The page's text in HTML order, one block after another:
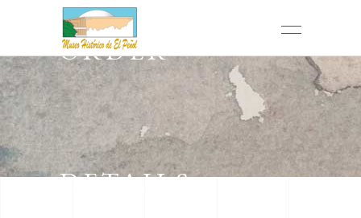
ORDER
DETAILS